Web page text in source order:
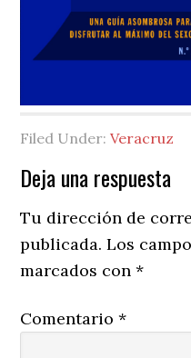
Filed Under:Veracruz
Reader
Interactions
Deja una respuesta
Tu dirección de
publicada. Los
marcados con*
Comentario*